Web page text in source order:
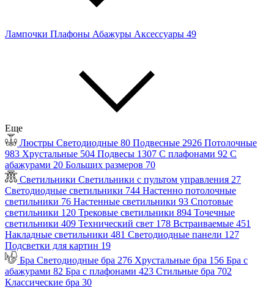
Лампочки Плафоны Абажуры Аксессуары 49
Еще
Люстры Светодиодные 80 Подвесные 2926 Потолочные
983 Хрустальные 504 Подвесы 1307 С плафонами 92 С
абажурами 20 Больших размеров 70
Светильники Светильники с пультом управления 27
Светодиодные светильники 744 Настенно потолочные
светильники 76 Настенные светильники 93 Спотовые
светильники 120 Трековые светильники 894 Точечные
светильники 409 Технический свет 178 Встраиваемые 451
Накладные светильники 481 Светодиодные панели 127
Подсветки для картин 19
Бра Светодиодные бра 276 Хрустальные бра 156 Бра с
абажурами 82 Бра с плафонами 423 Стильные бра 702
Классические бра 30